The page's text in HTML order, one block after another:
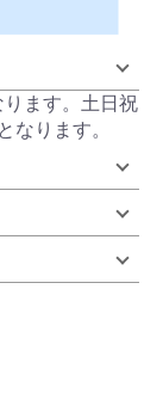
ます。土日祝
なります。